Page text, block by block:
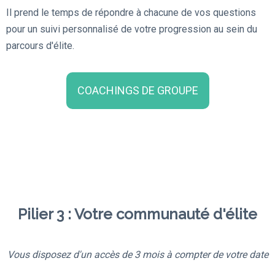
Il prend le temps de répondre à chacune de vos questions
pour un suivi personnalisé de votre progression au sein du
parcours d'élite.
COACHINGS DE GROUPE
Pilier 3 : Votre communauté d'élite
Vous disposez d'un accès de 3 mois à compter de votre date